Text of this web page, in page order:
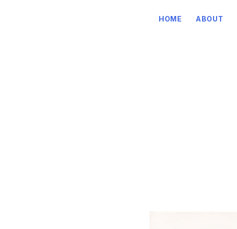
HOME ABOUT